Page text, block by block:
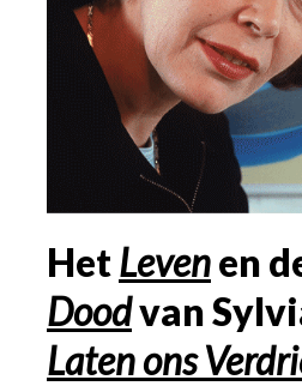
HetLevenen
Doodvan
Laten ons